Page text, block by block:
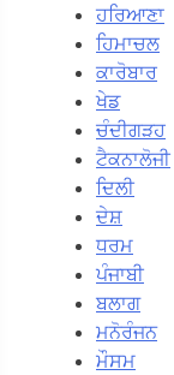
ਹਰਿਆਣਾ
ਹਿਮਾਚਲ
ਕਾਰੋਬਾਰ
ਖੇਡ
ਚੰਦੀਗੜਹ
ਟੈਕਨਾਲੋਜੀ
ਦਿਲੀ
ਦੇਸ਼
ਧਰਮ
ਪੰਜਾਬੀ
ਬਲਾਗ
ਮਨੋਰੰਜਨ
ਮੌਸਮ